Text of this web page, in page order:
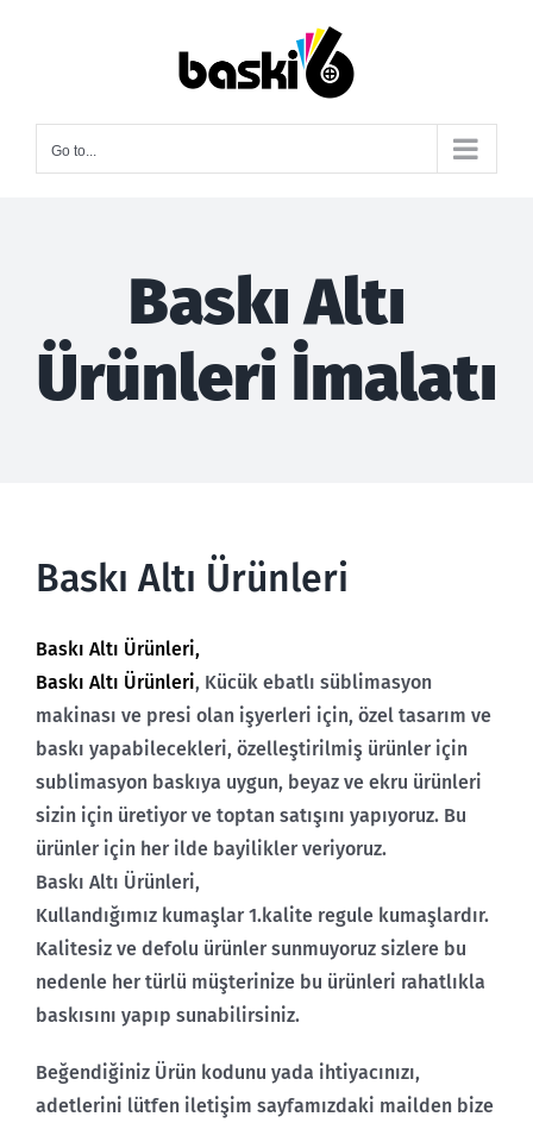
Go to...
Baskı Altı
Ürünleri İmalatı
Baskı Altı Ürünleri
Baskı Altı Ürünleri,
Baskı Altı Ürünleri, Kücük ebatlı süblimasyon
makinası ve presi olan işyerleri için, özel tasarım ve
baskı yapabilecekleri, özelleştirilmiş ürünler için
sublimasyon baskıya uygun, beyaz ve ekru ürünleri
sizin için üretiyor ve toptan satışını yapıyoruz. Bu
ürünler için her ilde bayilikler veriyoruz.
Baskı Altı Ürünleri,
Kullandığımız kumaşlar 1.kalite regule kumaşlardır.
Kalitesiz ve defolu ürünler sunmuyoruz sizlere bu
nedenle her türlü müşterinize bu ürünleri rahatlıkla
baskısını yapıp sunabilirsiniz.
Beğendiğiniz Ürün kodunu yada ihtiyacınızı,
adetlerini lütfen iletişim sayfamızdaki mailden bize